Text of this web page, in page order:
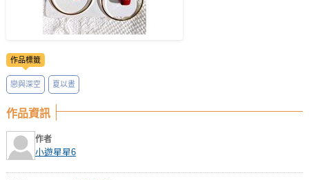
作品標籤
戀與深空 夏以晝
作品資訊
作者
小遊星星6